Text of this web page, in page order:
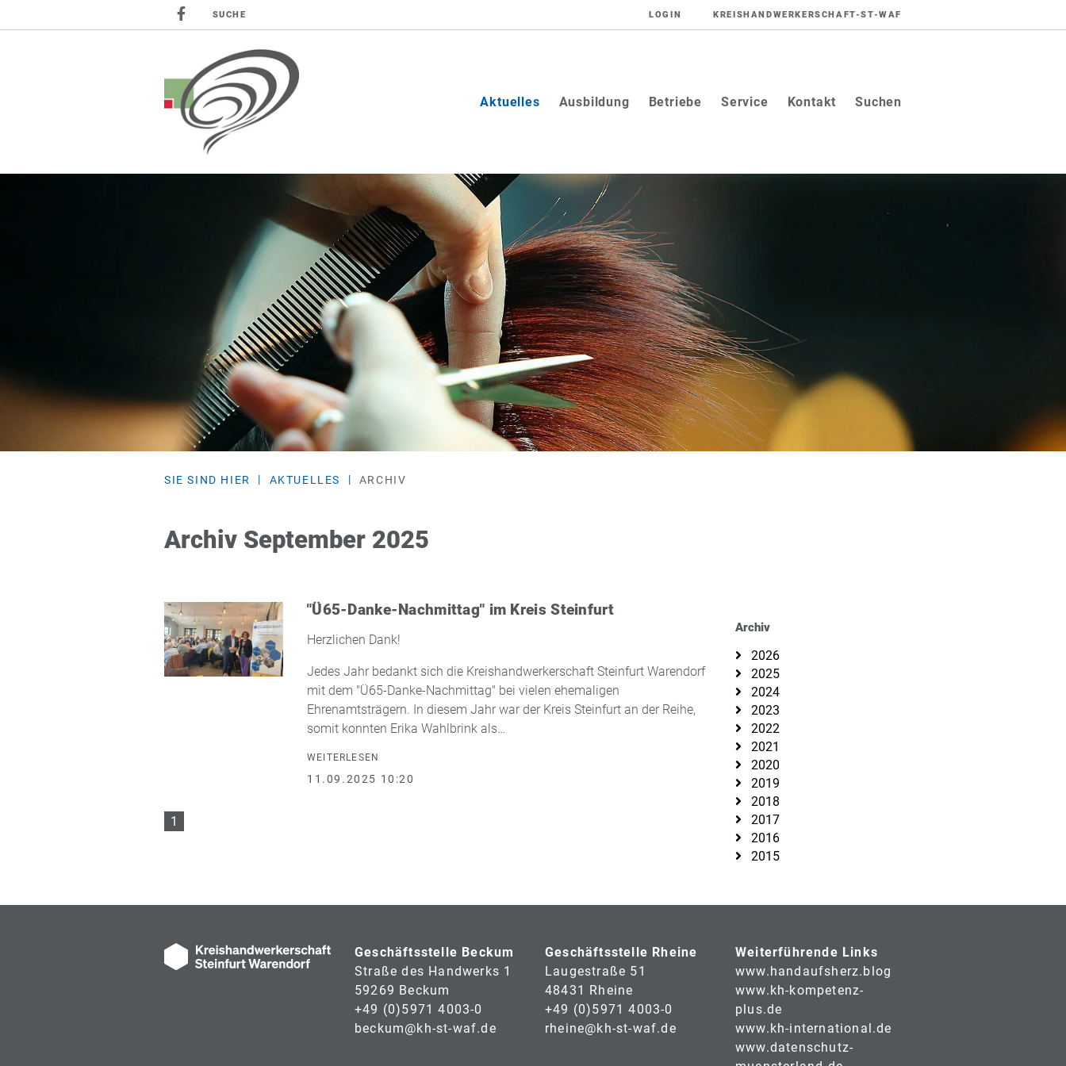
SUCHE LOGIN KREISHANDWERKERSCHAFT-ST-WAF
Aktuelles(current)
Ausbildung Betriebe Service Kontakt Suchen
SIE SIND HIER AKTUELLES ARCHIV
Archiv September 2025
"Ü65-Danke-Nachmittag" im Kreis Steinfurt
Herzlichen Dank!
Jedes Jahr bedankt sich die Kreishandwerkerschaft Steinfurt Warendorf
mit dem "Ü65-Danke-Nachmittag" bei vielen ehemaligen
Ehrenamtsträgern. In diesem Jahr war der Kreis Steinfurt an der Reihe,
somit konnten Erika Wahlbrink als…
WEITERLESEN
11.09.2025 10:20
1
Archiv
2026
2025
2024
2023
2022
2021
2020
2019
2018
2017
2016
2015
Geschäftsstelle Beckum
Straße des Handwerks 1
59269 Beckum
+49 (0)5971 4003-0
beckum@kh-st-waf.de
Geschäftsstelle Rheine
Laugestraße 51
48431 Rheine
+49 (0)5971 4003-0
rheine@kh-st-waf.de
Weiterführende Links
www.handaufsherz.blog
www.kh-kompetenz-
plus.de
www.kh-international.de
www.datenschutz-